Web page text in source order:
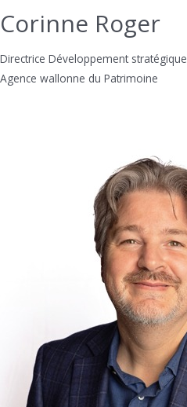
Corinne Roger
Directrice Développement stratégique
Agence wallonne du Patrimoine